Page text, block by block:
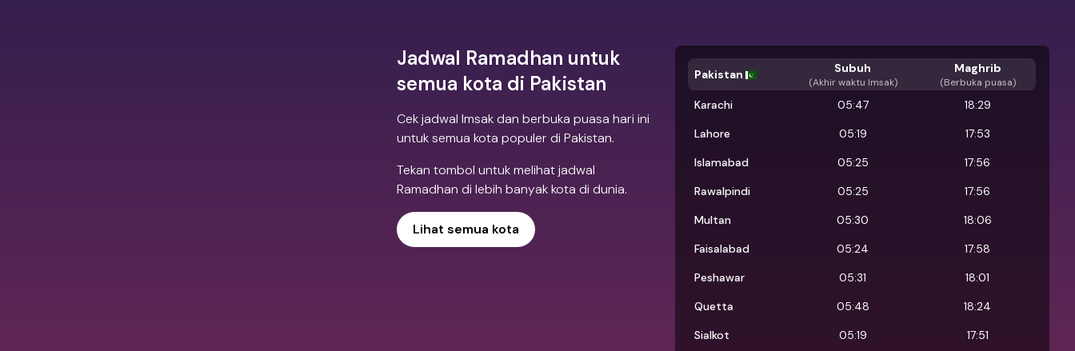
Jadwal Ramadhan untuk
semua kota di Pakistan
Cek jadwal Imsak dan berbuka puasa hari ini
untuk semua kota populer di Pakistan.
Tekan tombol untuk melihat jadwal
Ramadhan di lebih banyak kota di dunia.
Lihat semua kota
Pakistan Subuh
(Akhir waktu Imsak)
Maghrib
(Berbuka puasa)
Karachi 05:47
18:29
Lahore
05:19
17:53
Islamabad
05:25
17:56
Rawalpindi
05:25
17:56
Multan
05:30
18:06
Faisalabad
05:24
17:58
Peshawar
05:31
18:01
Quetta
05:48
18:24
Sialkot
05:19
17:51